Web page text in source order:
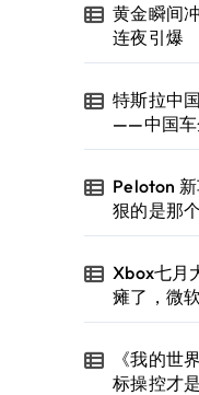
黄金瞬间
连夜引爆
特斯拉中
——中国车
Peloton
狠的是那
Xbox七月
瘫了，微
《我的世
标操控才